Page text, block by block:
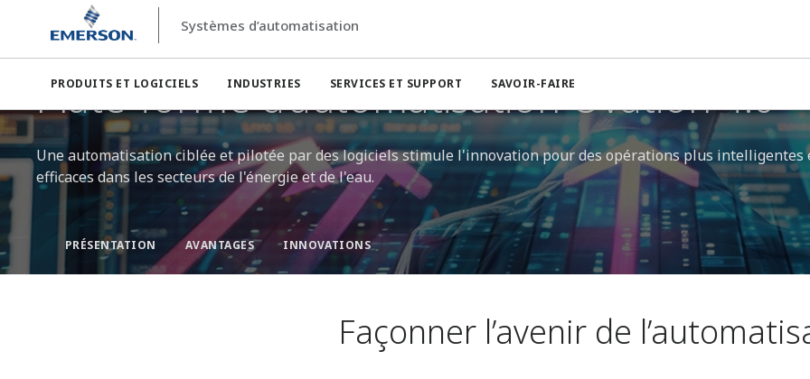
Systèmes d’automatisation
PRODUITS ET LOGICIELS INDUSTRIES SERVICES ET SUPPORT SAVOIR-FAIRE
Systèmes d’automatisation
Plate-forme d’automatisation Ovation 4.0
Une automatisation ciblée et pilotée par des logiciels stimule l'innovation pour des opérations plus intelligentes
efficaces dans les secteurs de l'énergie et de l'eau.
PRÉSENTATION AVANTAGES INNOVATIONS
Façonner l’avenir de